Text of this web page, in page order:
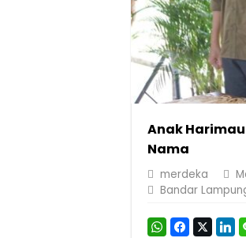
Anak
Nama
merdeka
Bandar